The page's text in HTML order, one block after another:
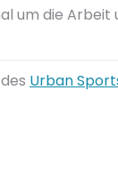
um die Arbeit
Urban